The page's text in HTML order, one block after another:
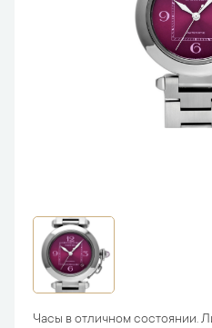
Часы в отличном состоянии.